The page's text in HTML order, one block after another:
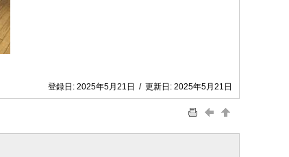
登録日: 2025年5月21日 / 更新日: 2025年5月21日